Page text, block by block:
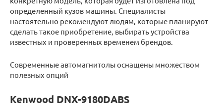
определенный кузов машины. Специалисты
настоятельно рекомендуют людям, которые планируют
сделать такое приобретение, выбирать устройства
известных и проверенных временем брендов.
Современные автомагнитолы оснащены множеством
полезных опций
Kenwood DNX-9180DABS